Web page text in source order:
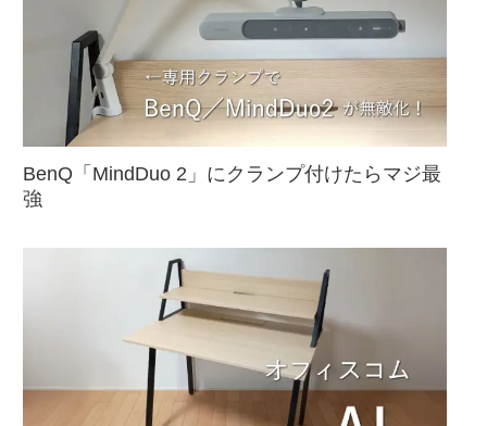
BenQ「MindDuo 2」にクランプ付けたらマジ最
強